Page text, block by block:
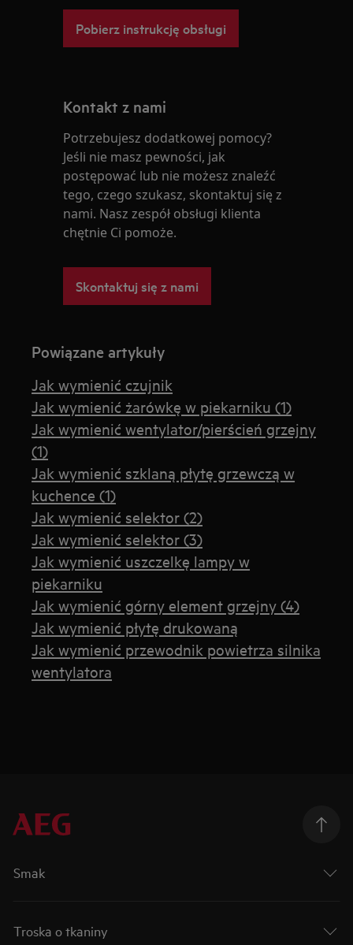
Pobierz instrukcję obsługi
Kontakt z nami
Potrzebujesz dodatkowej pomocy?
Jeśli nie masz pewności, jak
postępować lub nie możesz znaleźć
tego, czego szukasz, skontaktuj się z
nami. Nasz zespół obsługi klienta
chętnie Ci pomoże.
Skontaktuj się z nami
Powiązane artykuły
Jak wymienić czujnik
Jak wymienić żarówkę w piekarniku (1)
Jak wymienić wentylator/pierścień grzejny
(1)
Jak wymienić szklaną płytę grzewczą w
kuchence (1)
Jak wymienić selektor (2)
Jak wymienić selektor (3)
Jak wymienić uszczelkę lampy w
piekarniku
Jak wymienić górny element grzejny (4)
Jak wymienić płytę drukowaną
Jak wymienić przewodnik powietrza silnika
wentylatora
Smak
Troska o tkaniny